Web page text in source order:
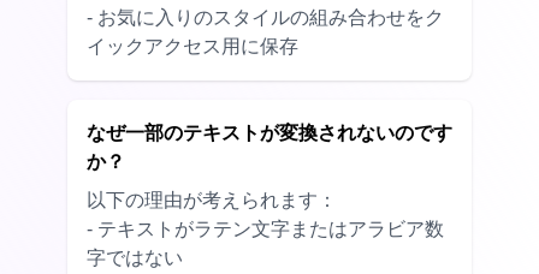
- お気に入りのスタイルの組み合わせをク
イックアクセス用に保存
なぜ一部のテキストが変換されないのです
か？
以下の理由が考えられます：
- テキストがラテン文字またはアラビア数
字ではない